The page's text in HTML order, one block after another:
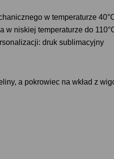
w temperaturze
w niskiej temperaturze do
druk sublimacyjny
a pokrowiec na wkład z